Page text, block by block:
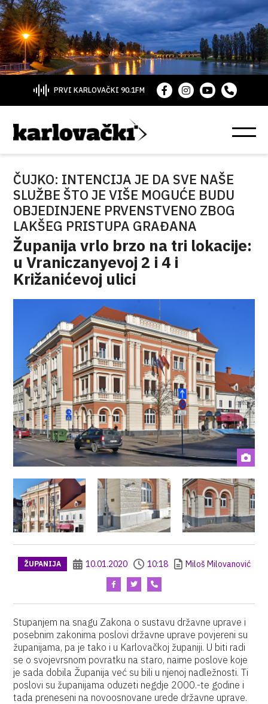
PRVI KARLOVAČKI 90.1FM
ČUJKO: INTENCIJA JE DA SVE NAŠE
SLUŽBE ŠTO JE VIŠE MOGUĆE BUDU
OBJEDINJENE PRVENSTVENO ZBOG
LAKŠEG PRISTUPA GRAĐANA
Županija vrlo brzo na tri lokacije:
u Vraniczanyevoj 2 i 4 i
Križanićevoj ulici
ŽUPANIJA 10.01.2020 10:18 Miloš Milovanović
Stupanjem na snagu Zakona o sustavu državne uprave i
posebnim zakonima poslovi državne uprave povjereni su
županijama, pa je tako i u Karlovačkoj županiji. U biti radi
se o svojevrsnom povratku na staro, naime poslove koje
je sada dobila Županija već su bili u njenoj nadležnosti. Ti
poslovi su županijama oduzeti negdje 2000.-te godine i
tada preneseni na novoosnovane urede državne uprave.